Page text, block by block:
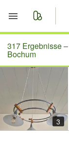
Start
Merkliste
Anzeige
317 Ergebnisse –
Bochum
3